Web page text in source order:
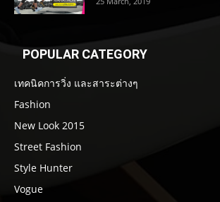
POPULAR CATEGORY
เทคนิคการวิ่ง และสาระต่างๆ
Fashion
New Look 2015
Street Fashion
Style Hunter
Vogue